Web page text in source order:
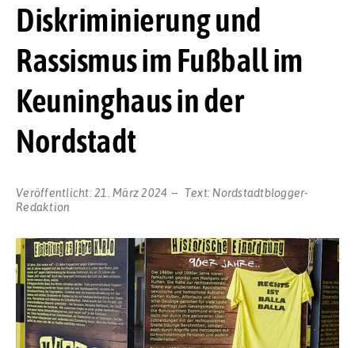
Diskriminierung und
Rassismus im Fußball im
Keuninghaus in der
Nordstadt
Veröffentlicht:21. März 2024 Text: Nordstadtblogger-
Redaktion